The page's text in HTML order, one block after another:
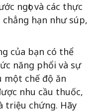
ngọt và các thực
hạn như súp,
của bạn có thể
năng phổi và sự
một chế độ ăn
nhu cầu thuốc,
triệu chứng. Hãy